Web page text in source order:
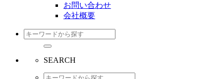
お問い合わせ
会社概要
SEARCH